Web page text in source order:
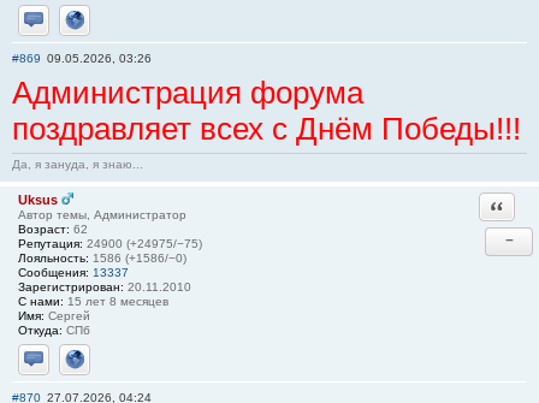
Отправить личное сообщение
Сайт
#869 09.05.2026, 03:26
Администрация форума
поздравляет всех с Днём Победы!!!
Да, я зануда, я знаю...
Uksus
Автор темы, Администратор
Возраст: 62
Репутация: 24900 (+24975/−75)
Лояльность: 1586 (+1586/−0)
Сообщения: 13337
Зарегистрирован: 20.11.2010
С нами: 15 лет 8 месяцев
Имя: Сергей
Откуда: СПб
Отправить личное сообщение
Сайт
−
#870 27.07.2026, 04:24